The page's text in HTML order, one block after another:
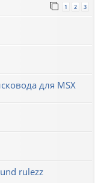
1 2 3
для MSX
rulezz